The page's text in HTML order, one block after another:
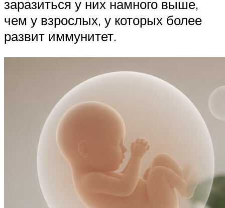
заразиться у них намного выше,
чем у взрослых, у которых более
развит иммунитет.